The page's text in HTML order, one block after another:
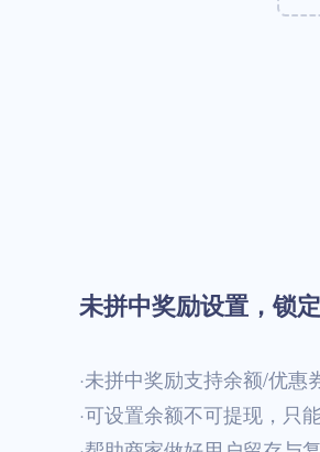
未拼中奖励设置，锁
·未拼中奖励支持余额/优惠
·可设置余额不可提现，只